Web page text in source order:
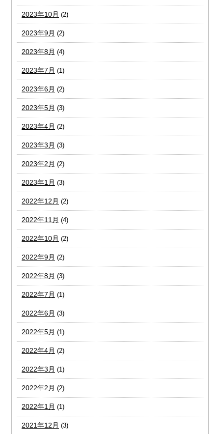
2023年10月 (2)
2023年9月 (2)
2023年8月 (4)
2023年7月 (1)
2023年6月 (2)
2023年5月 (3)
2023年4月 (2)
2023年3月 (3)
2023年2月 (2)
2023年1月 (3)
2022年12月 (2)
2022年11月 (4)
2022年10月 (2)
2022年9月 (2)
2022年8月 (3)
2022年7月 (1)
2022年6月 (3)
2022年5月 (1)
2022年4月 (2)
2022年3月 (1)
2022年2月 (2)
2022年1月 (1)
2021年12月 (3)